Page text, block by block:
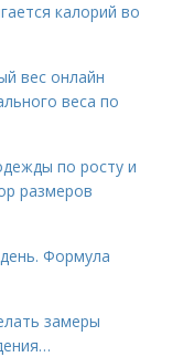
калорий во
вес онлайн
веса по
по росту и
размеров
Формула
замеры